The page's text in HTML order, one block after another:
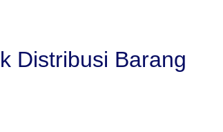
Distribusi Barang